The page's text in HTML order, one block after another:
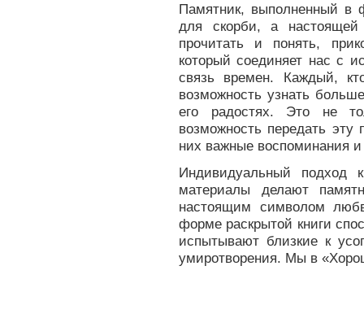
Памятник, выполненный в
для скорби, а
прочитать и понять,
который соединяет нас с
связь времен. Каждый,
возможность узнать
его радостях. Это не
возможность передать
них важные воспоминания и
Индивидуальный подход
материалы делают
настоящим символом
форме раскрытой книги
испытывают близкие к
умиротворения. Мы в